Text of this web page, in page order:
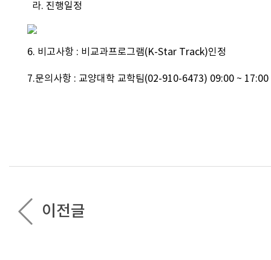
라. 진행일정
6. 비고사항 : 비교과프로그램(K-Star Track)인정
7.문의사항 : 교양대학 교학팀(02-910-6473) 09:00 ~ 17:00
이전글